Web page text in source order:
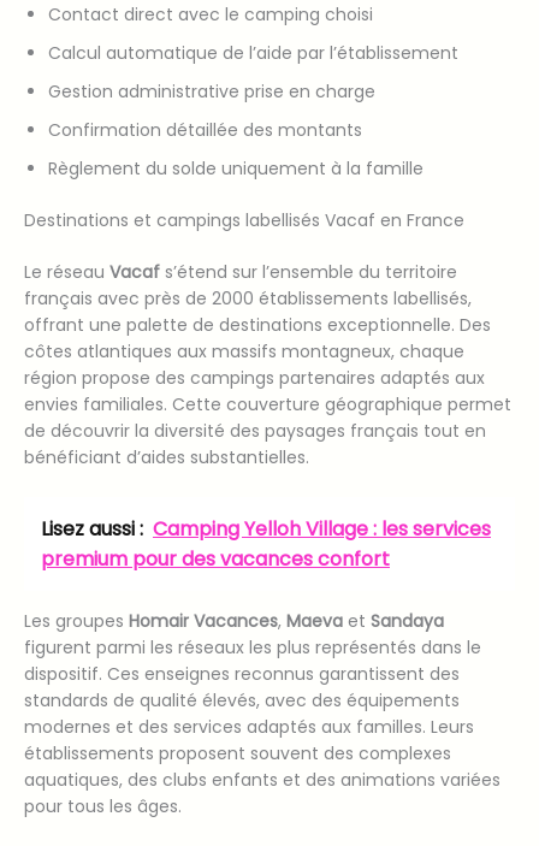
Contact direct avec le camping choisi
Calcul automatique de l’aide par l’établissement
Gestion administrative prise en charge
Confirmation détaillée des montants
Règlement du solde uniquement à la famille
Destinations et campings labellisés Vacaf en France
Le réseau Vacaf s’étend sur l’ensemble du territoire
français avec près de 2000 établissements labellisés,
offrant une palette de destinations exceptionnelle. Des
côtes atlantiques aux massifs montagneux, chaque
région propose des campings partenaires adaptés aux
envies familiales. Cette couverture géographique permet
de découvrir la diversité des paysages français tout en
bénéficiant d’aides substantielles.
Lisez aussi : Camping Yelloh Village : les services
premium pour des vacances confort
Les groupes Homair Vacances, Maeva et Sandaya
figurent parmi les réseaux les plus représentés dans le
dispositif. Ces enseignes reconnus garantissent des
standards de qualité élevés, avec des équipements
modernes et des services adaptés aux familles. Leurs
établissements proposent souvent des complexes
aquatiques, des clubs enfants et des animations variées
pour tous les âges.